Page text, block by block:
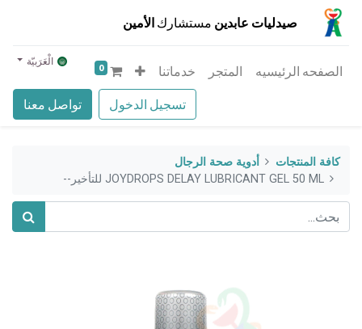
صيدليات عابدين مستشارك الأمين
تسجيل الدخول تواصل معنا
الصفحه الرئيسيه المتجر خدماتنا 0 الْعَرَبيّة
كافة المنتجات
أدوية صحة الرجال
JOYDROPS DELAY LUBRICANT GEL 50 ML للتأخير--